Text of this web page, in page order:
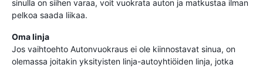
sinulla on siihen varaa, voit vuokrata auton ja matkustaa ilman
pelkoa saada liikaa.
Oma linja
Jos vaihtoehto Autonvuokraus ei ole kiinnostavat sinua, on
olemassa joitakin yksityisten linja-autoyhtiöiden linja, jotka